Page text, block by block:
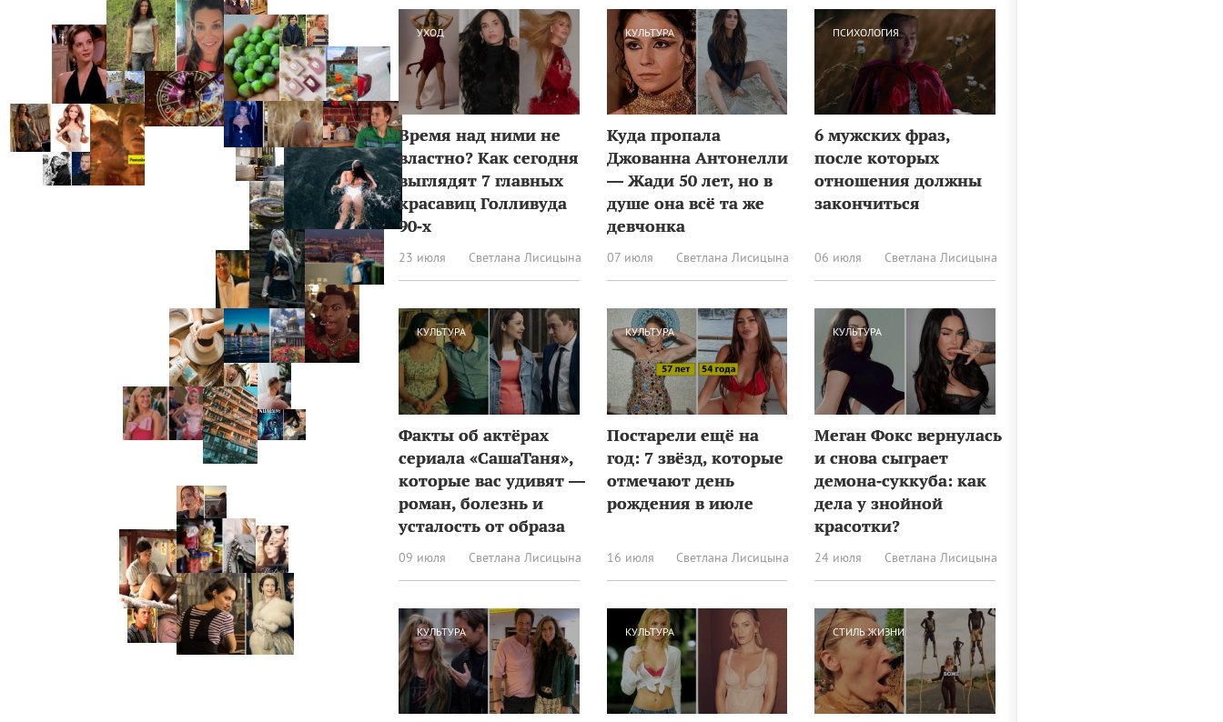
УХОД
Время над ними не
властно? Как сегодня
выглядят 7 главных
красавиц Голливуда
90‑х
23 июля Светлана Лисицына
КУЛЬТУРА
Куда пропала
Джованна Антонелли
— Жади 50 лет, но в
душе она всё та же
девчонка
07 июля Светлана Лисицына
ПСИХОЛОГИЯ
6 мужских фраз,
после которых
отношения должны
закончиться
06 июля Светлана Лисицына
КУЛЬТУРА
Факты об актёрах
сериала «СашаТаня»,
которые вас удивят —
роман, болезнь и
усталость от образа
09 июля Светлана Лисицына
КУЛЬТУРА
Постарели ещё на
год: 7 звёзд, которые
отмечают день
рождения в июле
16 июля Светлана Лисицына
КУЛЬТУРА
Меган Фокс вернулась
и снова сыграет
демона‑суккуба: как
дела у знойной
красотки?
24 июля Светлана Лисицына
КУЛЬТУРА КУЛЬТУРА СТИЛЬ ЖИЗНИ